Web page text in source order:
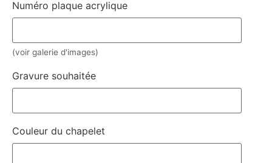
Numéro plaque acrylique
(voir galerie d'images)
Gravure souhaitée
Couleur du chapelet